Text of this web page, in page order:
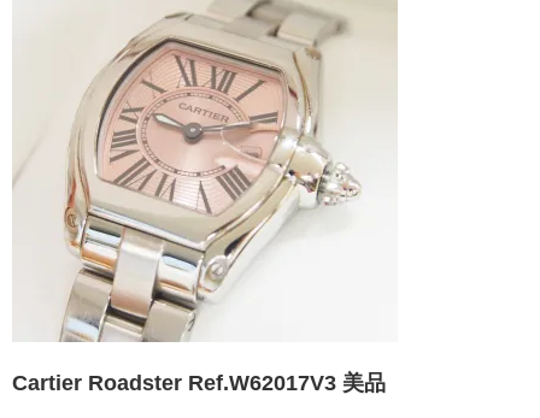
Cartier Roadster Ref.W62017V3 美品